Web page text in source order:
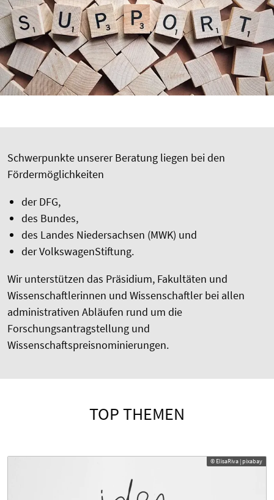
Schwerpunkte unserer Beratung liegen bei den
Fördermöglichkeiten
der DFG,
des Bundes,
des Landes Niedersachsen (MWK) und
der VolkswagenStiftung.
Wir unterstützen das Präsidium, Fakultäten und
Wissenschaftlerinnen und Wissenschaftler bei allen
administrativen Abläufen rund um die
Forschungsantragstellung und
Wissenschaftspreisnominierungen.
TOP THEMEN
© ElisaRiva | pixabay